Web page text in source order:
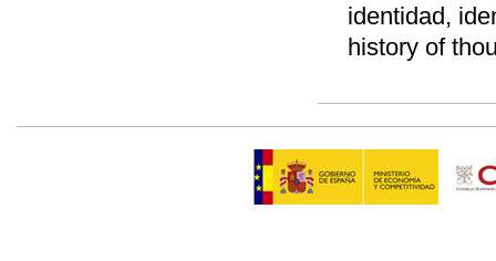
identidad,
history of